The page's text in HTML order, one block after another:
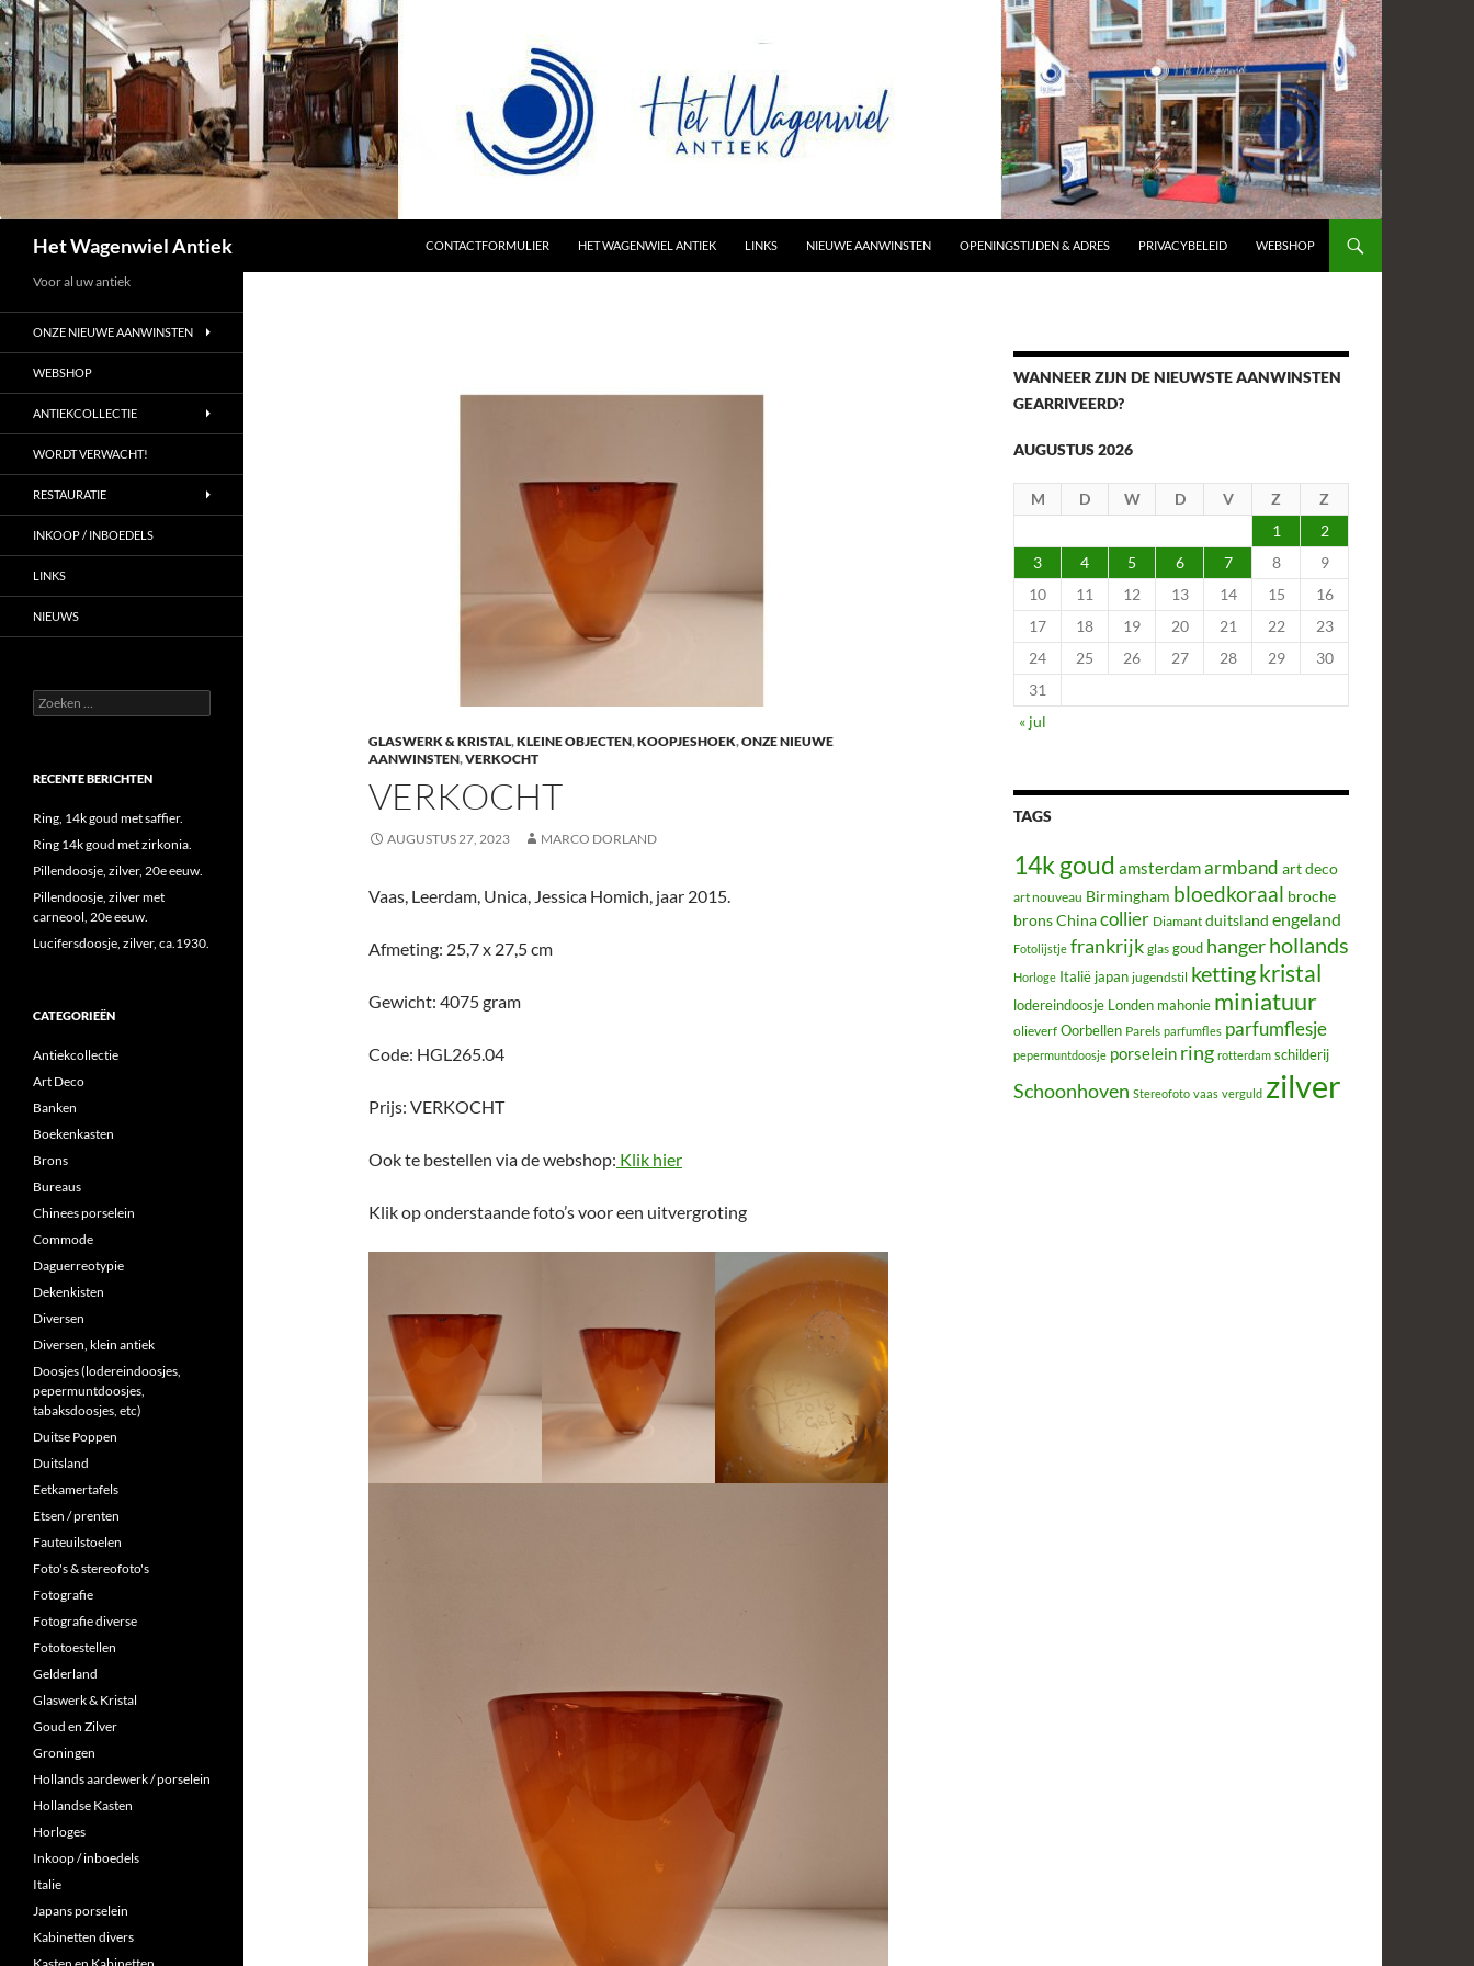
Het Wagenwiel Antiek
CONTACTFORMULIER
HET WAGENWIEL ANTIEK LINKS NIEUWE AANWINSTEN OPENINGSTIJDEN & ADRES PRIVACYBELEID WEBSHOP
GLASWERK & KRISTAL,KLEINE OBJECTEN,KOOPJESHOEK,ONZE NIEUWE
AANWINSTEN,VERKOCHT
VERKOCHT
AUGUSTUS 27, 2023 MARCO DORLAND
Vaas, Leerdam, Unica, Jessica Homich, jaar 2015.
Afmeting: 25,7 x 27,5 cm
Gewicht: 4075 gram
Code: HGL265.04
Prijs: VERKOCHT
Ook te bestellen via de webshop: Klik hier
Klik op onderstaande foto’s voor een uitvergroting
WANNEER ZIJN DE NIEUWSTE AANWINSTEN
GEARRIVEERD?
AUGUSTUS 2026
M D W D V Z
Z
1
2
3
4 5 6 7 8
9
10
11 12 13 14 15
16
17
18 19 20 21 22
23
24
25 26 27 28 29
30
31
« jul
TAGS
14k goud amsterdamarmband art deco
art nouveau Birmingham bloedkoraal broche
bronsChinacollier Diamant duitsland engeland
Fotolijstje frankrijk glas goud hangerhollands
Horloge Italië japan jugendstil kettingkristal
lodereindoosje Londen mahonie miniatuur
olieverf Oorbellen Parels parfumfles parfumflesje
pepermuntdoosje porselein ring rotterdam schilderij
Schoonhoven Stereofoto vaas verguld zilver
Voor al uw antiek
ONZE NIEUWE AANWINSTEN
WEBSHOP
ANTIEKCOLLECTIE
WORDT VERWACHT!
RESTAURATIE
INKOOP / INBOEDELS
LINKS
NIEUWS
Zoeken
naar:
RECENTE BERICHTEN
Ring, 14k goud met saffier.
Ring 14k goud met zirkonia.
Pillendoosje, zilver, 20e eeuw.
Pillendoosje, zilver met
carneool, 20e eeuw.
Lucifersdoosje, zilver, ca.1930.
CATEGORIEËN
Antiekcollectie
Art Deco
Banken
Boekenkasten
Brons
Bureaus
Chinees porselein
Commode
Daguerreotypie
Dekenkisten
Diversen
Diversen, klein antiek
Doosjes (lodereindoosjes,
pepermuntdoosjes,
tabaksdoosjes, etc)
Duitse Poppen
Duitsland
Eetkamertafels
Etsen / prenten
Fauteuilstoelen
Foto's & stereofoto's
Fotografie
Fotografie diverse
Fototoestellen
Gelderland
Glaswerk & Kristal
Goud en Zilver
Groningen
Hollands aardewerk / porselein
Hollandse Kasten
Horloges
Inkoop / inboedels
Italie
Japans porselein
Kabinetten divers